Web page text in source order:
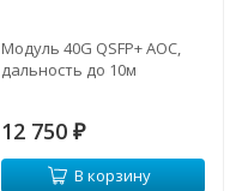
Модуль 40G QSFP+ AOC,
дальность до 10м
12 750 ₽
В корзину